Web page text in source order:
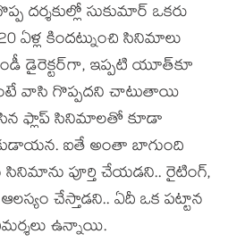
దర్శకుల్లో సుకుమార్ ఒకరు
ఏళ్ల కిందట్నుంచి సినిమాలు
డైరెక్టర్‌గా, ఇప్పటి యూత్‌కూ
వాసి గొప్పదని చాటుతాయి
ఫ్లాప్ సినిమాలతో కూడా
ఐతే అంతా బాగుంది
పూర్తి చేయడని.. రైటింగ్,
చేస్తాడని.. ఏదీ ఒక పట్టాన
ఉన్నాయి.